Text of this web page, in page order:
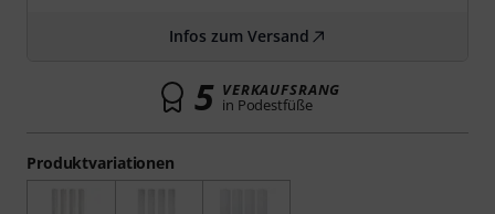
Produktvariationen
Infos zum Versand
5 VERKAUFSRANG
in Podestfüße